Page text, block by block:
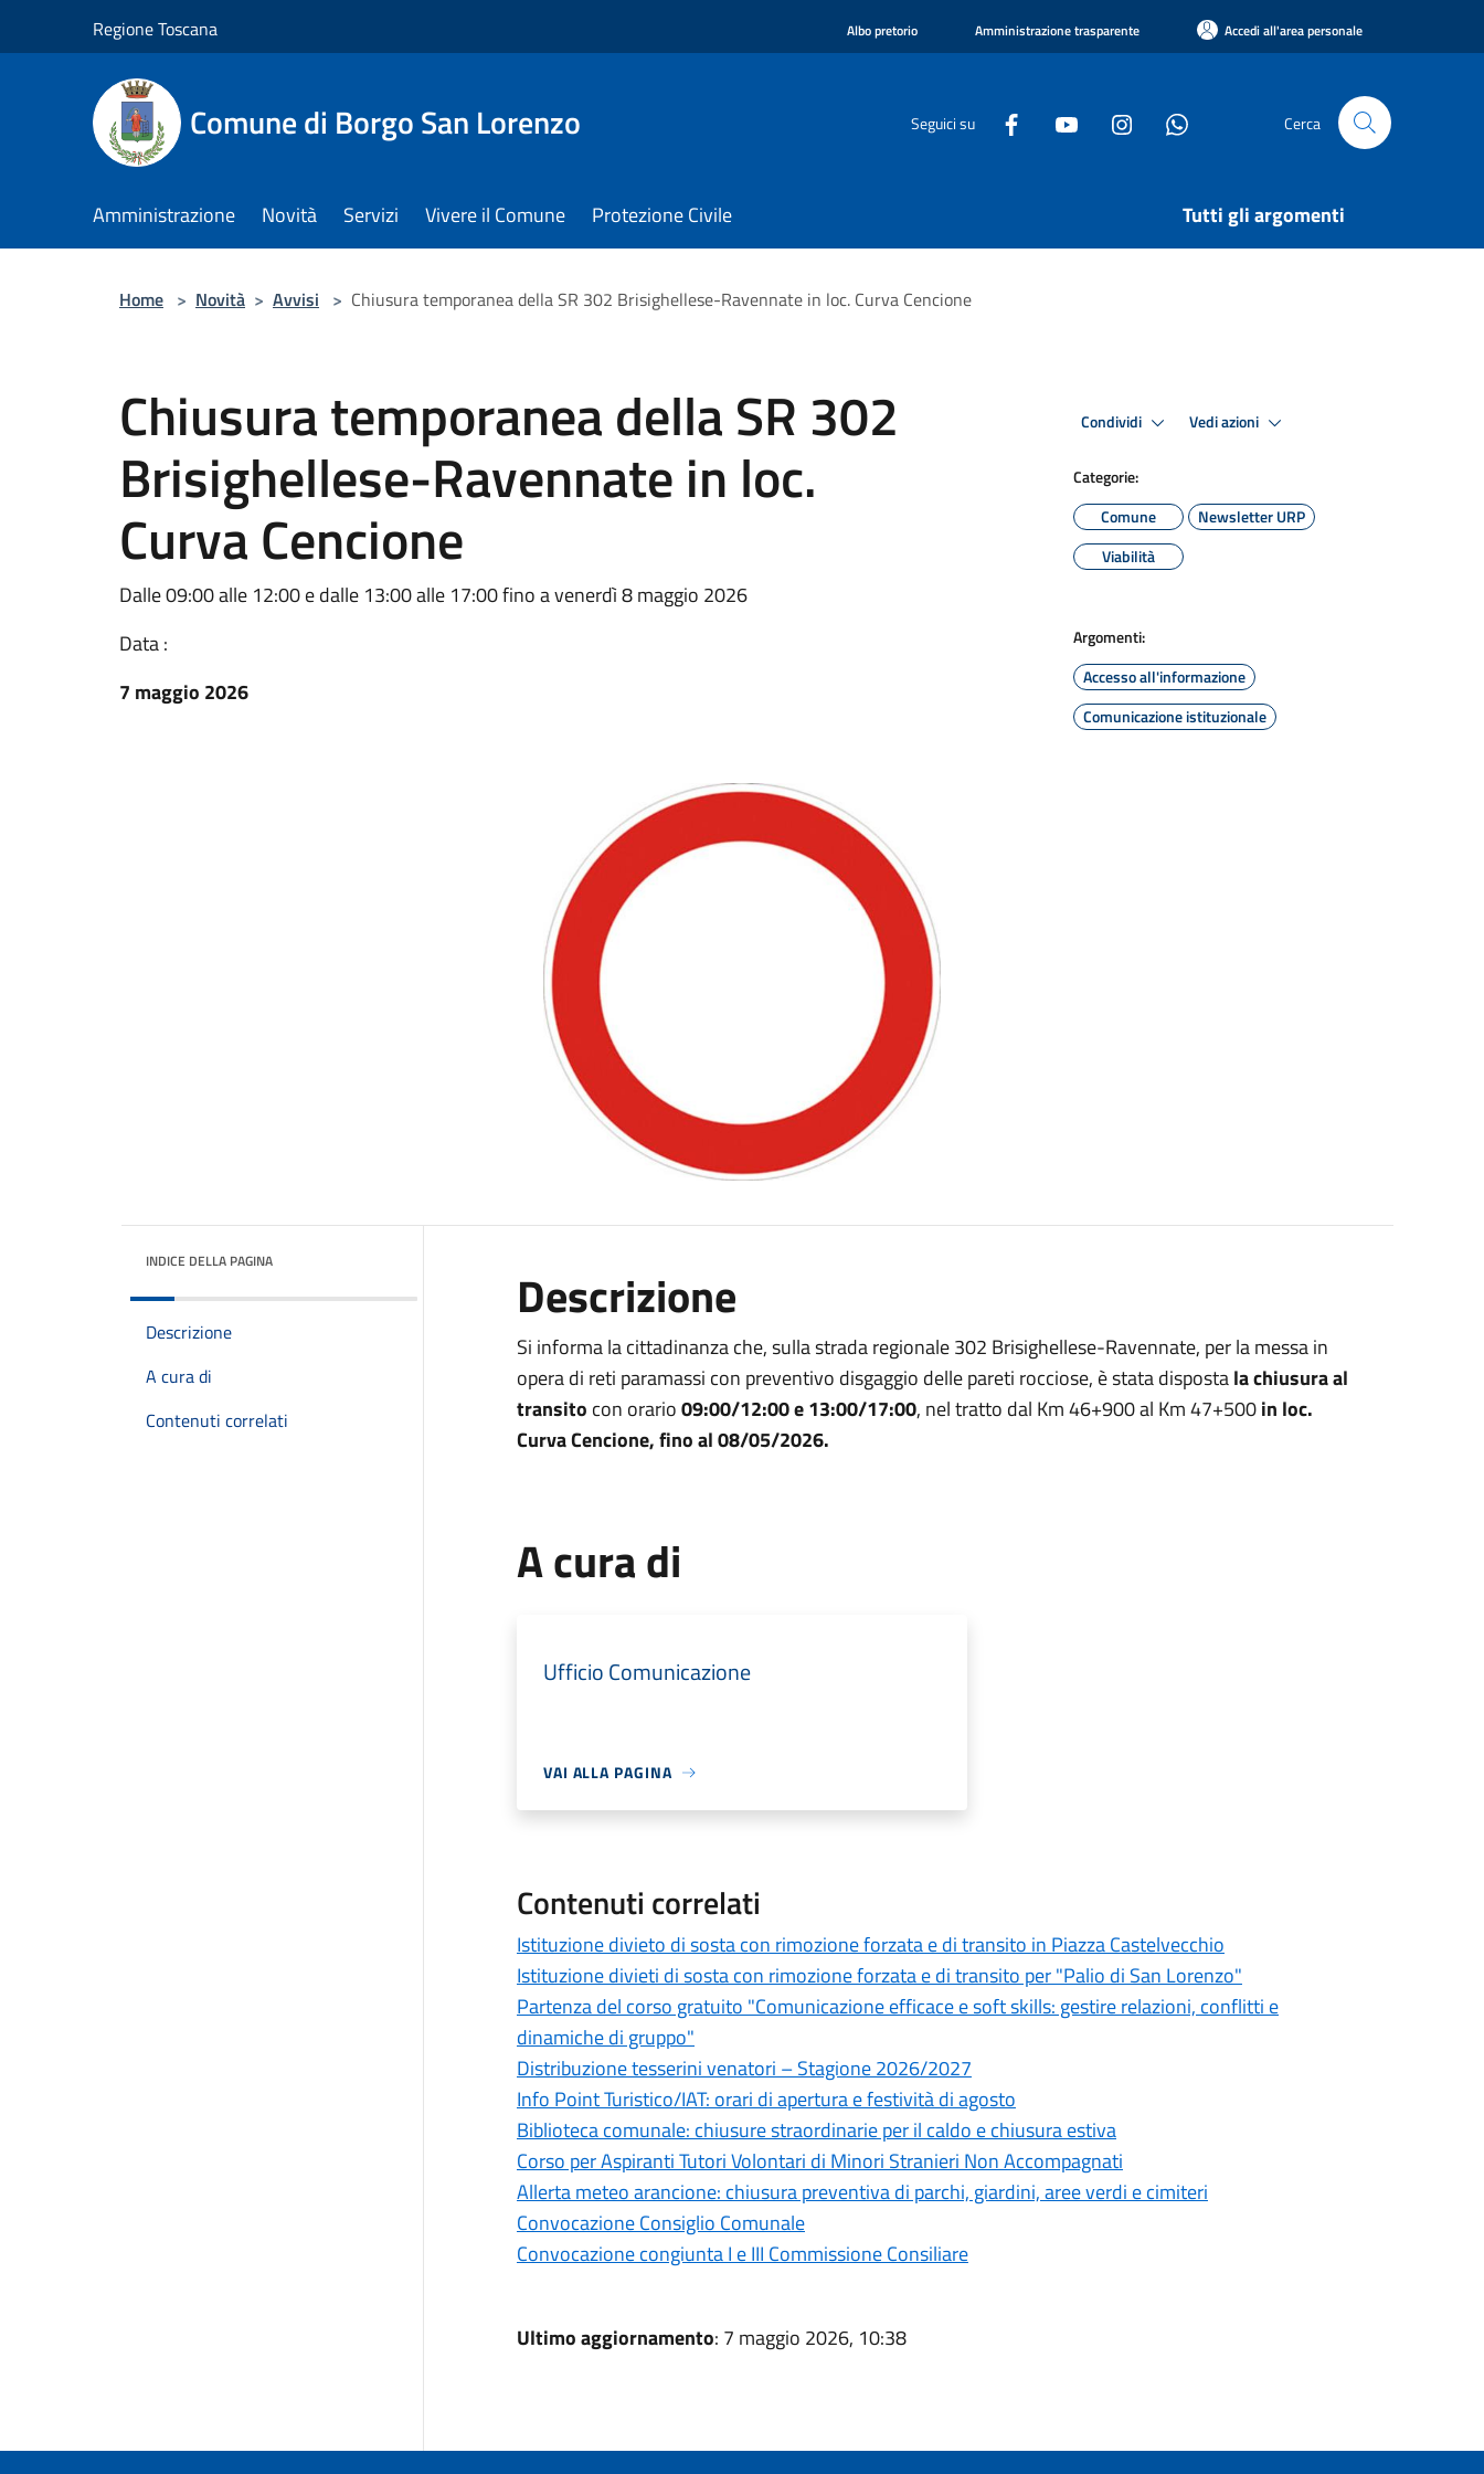
Regione Toscana Albo pretorio Amministrazione trasparente Accedi all'area personale
Comune di Borgo San Lorenzo Seguici su Cerca
Amministrazione Novità Servizi Vivere il Comune Protezione Civile Tutti gli argomenti
Home > Novità > Avvisi > Chiusura temporanea della SR 302 Brisighellese-Ravennate in loc. Curva Cencione
Chiusura temporanea della SR 302
Brisighellese-Ravennate in loc.
Curva Cencione
Dalle 09:00 alle 12:00 e dalle 13:00 alle 17:00 fino a venerdì 8 maggio 2026
Data :
7 maggio 2026
Condividi Vedi azioni
Categorie:
Comune
Newsletter URP
Viabilità
Argomenti:
Accesso all'informazione
Comunicazione istituzionale
INDICE DELLA PAGINA
Descrizione
A cura di
Contenuti correlati
Descrizione
Si informa la cittadinanza che, sulla strada regionale 302 Brisighellese-Ravennate, per la messa in
opera di reti paramassi con preventivo disgaggio delle pareti rocciose, è stata dispostala chiusura al
transito con orario09:00/12:00 e 13:00/17:00, nel tratto dal Km 46+900 al Km 47+500in loc.
Curva Cencione,fino al 08/05/2026.
A cura di
Ufficio Comunicazione
VAI ALLA PAGINA
Contenuti correlati
Istituzione divieto di sosta con rimozione forzata e di transito in Piazza Castelvecchio
Istituzione divieti di sosta con rimozione forzata e di transito per "Palio di San Lorenzo"
Partenza del corso gratuito "Comunicazione efficace e soft skills: gestire relazioni, conflitti e
dinamiche di gruppo"
Distribuzione tesserini venatori – Stagione 2026/2027
Info Point Turistico/IAT: orari di apertura e festività di agosto
Biblioteca comunale: chiusure straordinarie per il caldo e chiusura estiva
Corso per Aspiranti Tutori Volontari di Minori Stranieri Non Accompagnati
Allerta meteo arancione: chiusura preventiva di parchi, giardini, aree verdi e cimiteri
Convocazione Consiglio Comunale
Convocazione congiunta I e III Commissione Consiliare
Ultimo aggiornamento: 7 maggio 2026, 10:38